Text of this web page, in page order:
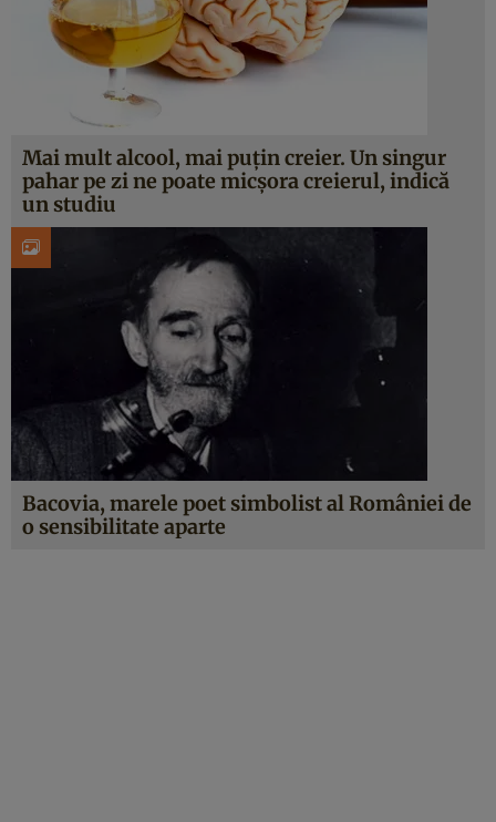
Mai mult alcool, mai puțin creier. Un singur
pahar pe zi ne poate micșora creierul, indică
un studiu
Bacovia, marele poet simbolist al României de
o sensibilitate aparte